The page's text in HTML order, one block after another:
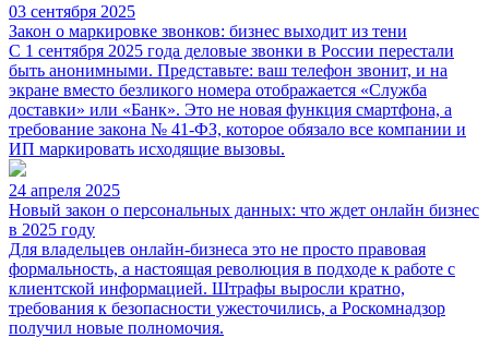
03 сентября 2025
Закон о маркировке звонков: бизнес выходит из тени
С 1 сентября 2025 года деловые звонки в России перестали
быть анонимными. Представьте: ваш телефон звонит, и на
экране вместо безликого номера отображается «Служба
доставки» или «Банк». Это не новая функция смартфона, а
требование закона № 41-ФЗ, которое обязало все компании и
ИП маркировать исходящие вызовы.
24 апреля 2025
Новый закон о персональных данных: что ждет онлайн бизнес
в 2025 году
Для владельцев онлайн-бизнеса это не просто правовая
формальность, а настоящая революция в подходе к работе с
клиентской информацией. Штрафы выросли кратно,
требования к безопасности ужесточились, а Роскомнадзор
получил новые полномочия.